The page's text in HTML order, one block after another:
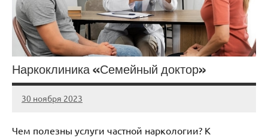
Наркоклиника «Семейный доктор»
30 ноября 2023
Avtor
Нет
Чем полезны услуги частной наркологии? К